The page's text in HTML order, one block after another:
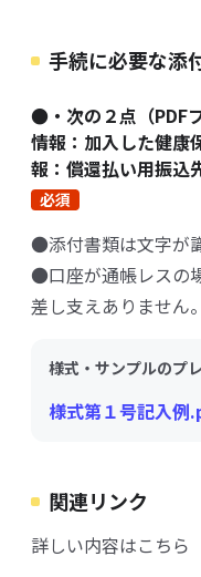
手続に必要な添
●・次の２点（PDF
情報：加入した健康
報：償還払い用振込
必須
●添付書類は文字が
●口座が通帳レスの
差し支えありません。
様式・サンプルのプ
様式第１号記入例
関連リンク
詳しい内容はこちら